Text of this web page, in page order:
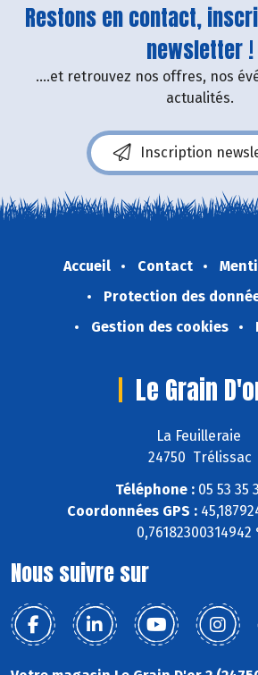
Restons en contact,
newsletter !
....et retrouvez nos offres, nos
actualités.
Inscription
Accueil Contact
Protection des
Gestion des cookies
Le Grain
La Feuilleraie
24750 Trélissac
Téléphone :05 53 35
Coordonnées GPS :
0,76182300314942
Nous suivre sur